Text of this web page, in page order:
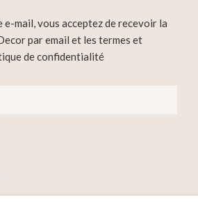
mail, vous acceptez de recevoir la
par email et les termes et
de confidentialité